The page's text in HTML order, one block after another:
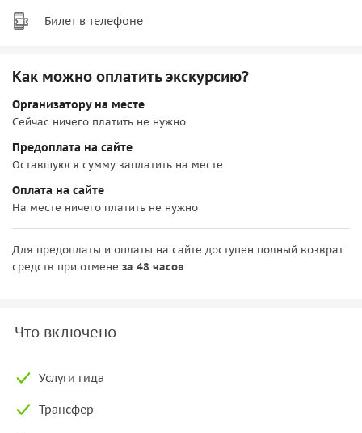
Билет в телефоне
Как можно оплатить экскурсию?
Организатору на месте
Сейчас ничего платить не нужно
Предоплата на сайте
Оставшуюся сумму заплатить на месте
Оплата на сайте
На месте ничего платить не нужно
Для предоплаты и оплаты на сайте доступен полный возврат
средств при отмене за 48 часов
Что включено
Услуги гида
Трансфер